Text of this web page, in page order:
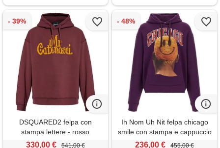
DSQUARED2 felpa con
stampa lettere - rosso
330,00 € 541,00 €
Ih Nom Uh Nit felpa chicago
smile con stampa e cappuccio
- viola
236,00 € 455,00 €